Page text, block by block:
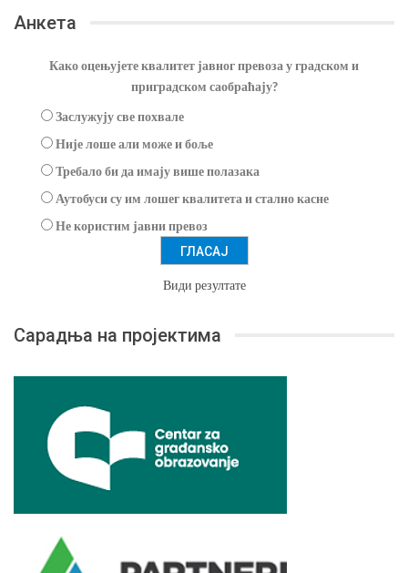
Анкета
Како оцењујете квалитет јавног превоза у градском и
приградском саобраћају?
Заслужују све похвале
Није лоше али може и боље
Требало би да имају више полазака
Аутобуси су им лошег квалитета и стално касне
Не користим јавни превоз
Види резултате
Сарадња на пројектима